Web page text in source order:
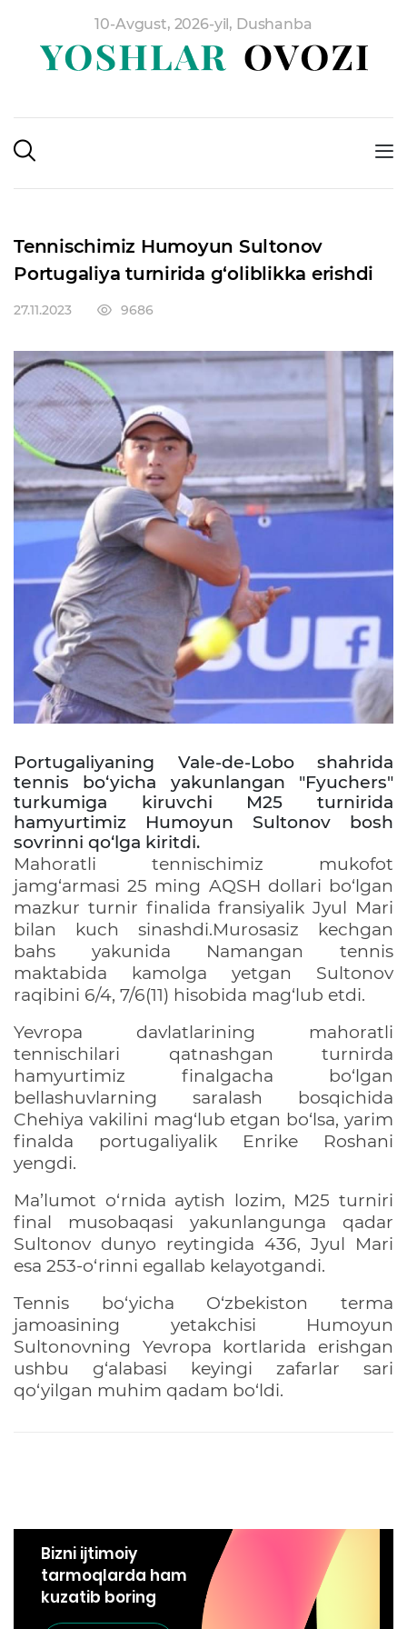
10-Avgust, 2026-yil, Dushanba
Tennischimiz Humoyun Sultonov
Portugaliya turnirida g‘oliblikka erishdi
27.11.2023 9686
Portugaliyaning Vale-de-Lobo shahrida
tennis bo‘yicha yakunlangan "Fyuchers"
turkumiga kiruvchi M25 turnirida
hamyurtimiz Humoyun Sultonov bosh
sovrinni qo‘lga kiritdi.
Mahoratli tennischimiz mukofot
jamg‘armasi 25 ming AQSH dollari bo‘lgan
mazkur turnir finalida fransiyalik Jyul Mari
bilan kuch sinashdi.Murosasiz kechgan
bahs yakunida Namangan tennis
maktabida kamolga yetgan Sultonov
raqibini 6/4, 7/6(11) hisobida mag‘lub etdi.
Yevropa davlatlarining mahoratli
tennischilari qatnashgan turnirda
hamyurtimiz finalgacha bo‘lgan
bellashuvlarning saralash bosqichida
Chehiya vakilini mag‘lub etgan bo‘lsa, yarim
finalda portugaliyalik Enrike Roshani
yengdi.
Ma’lumot o‘rnida aytish lozim, M25 turniri
final musobaqasi yakunlangunga qadar
Sultonov dunyo reytingida 436, Jyul Mari
esa 253-o‘rinni egallab kelayotgandi.
Tennis bo‘yicha O‘zbekiston terma
jamoasining yetakchisi Humoyun
Sultonovning Yevropa kortlarida erishgan
ushbu g‘alabasi keyingi zafarlar sari
qo‘yilgan muhim qadam bo‘ldi.
Bizni ijtimoiy
tarmoqlarda ham
kuzatib boring